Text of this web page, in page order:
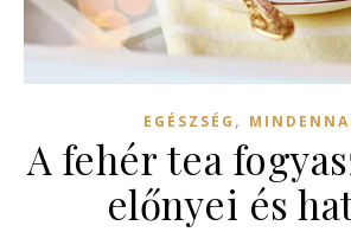
EGÉSZSÉG ,
A fehér tea
előnyei és